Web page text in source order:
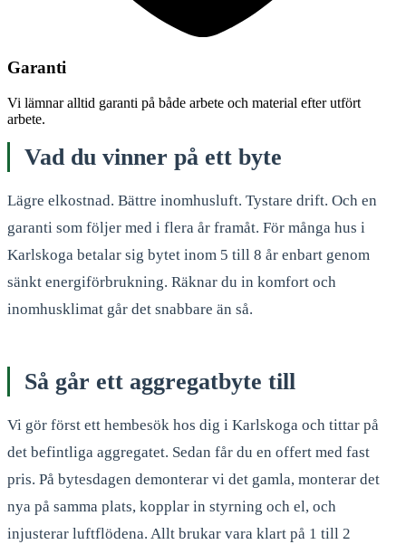
Garanti
Vi lämnar alltid garanti på både arbete och material efter utfört
arbete.
Vad du vinner på ett byte
Lägre elkostnad. Bättre inomhusluft. Tystare drift. Och en
garanti som följer med i flera år framåt. För många hus i
Karlskoga betalar sig bytet inom 5 till 8 år enbart genom
sänkt energiförbrukning. Räknar du in komfort och
inomhusklimat går det snabbare än så.
Så går ett aggregatbyte till
Vi gör först ett hembesök hos dig i Karlskoga och tittar på
det befintliga aggregatet. Sedan får du en offert med fast
pris. På bytesdagen demonterar vi det gamla, monterar det
nya på samma plats, kopplar in styrning och el, och
injusterar luftflödena. Allt brukar vara klart på 1 till 2